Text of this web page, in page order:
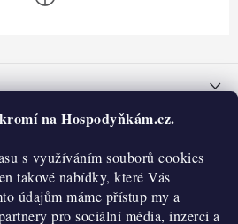
na Hospodyňkám.cz.
s využíváním souborů cookies
takové nabídky, které Vás
údajům máme přístup my a
pro sociální média, inzerci a